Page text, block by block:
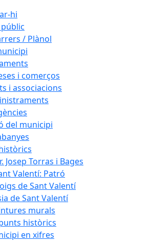
hi
/ Plànol
i comerços
i associacions
del municipi
Josep Torras i Bages
Valentí: Patró
de Sant Valentí
de Sant Valentí
murals
històrics
en xifres